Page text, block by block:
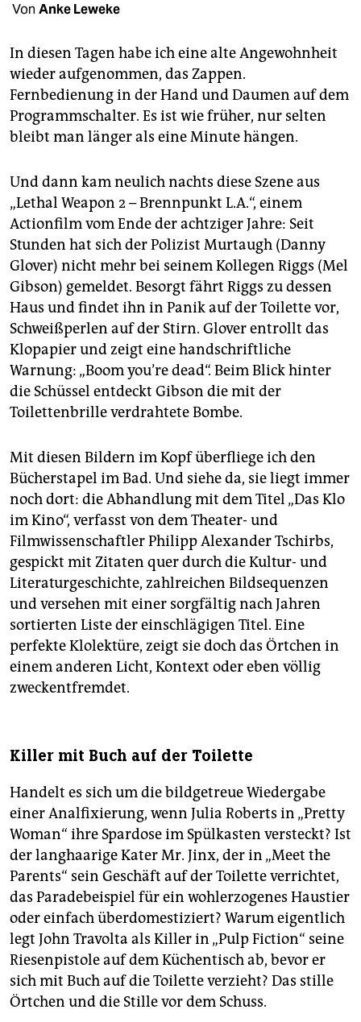
unterstützen
abo
genossenschaft
Von Anke Leweke
In diesen Tagen habe ich eine alte Angewohnheit
wieder aufgenommen, das Zappen.
Fernbedienung in der Hand und Daumen auf dem
Programmschalter. Es ist wie früher, nur selten
bleibt man länger als eine Minute hängen.
Und dann kam neulich nachts diese Szene aus
„Lethal Weapon 2 – Brennpunkt L.A.“, einem
Actionfilm vom Ende der achtziger Jahre: Seit
Stunden hat sich der Polizist Murtaugh (Danny
Glover) nicht mehr bei seinem Kollegen Riggs (Mel
Gibson) gemeldet. Besorgt fährt Riggs zu dessen
Haus und findet ihn in Panik auf der Toilette vor,
Schweißperlen auf der Stirn. Glover entrollt das
Klopapier und zeigt eine handschriftliche
Warnung: „Boom you’re dead“. Beim Blick hinter
die Schüssel entdeckt Gibson die mit der
Toilettenbrille verdrahtete Bombe.
Mit diesen Bildern im Kopf überfliege ich den
Bücherstapel im Bad. Und siehe da, sie liegt immer
noch dort: die Abhandlung mit dem Titel „Das Klo
im Kino“, verfasst von dem Theater- und
Filmwissenschaftler Philipp Alexander Tschirbs,
gespickt mit Zitaten quer durch die Kultur- und
Literaturgeschichte, zahlreichen Bildsequenzen
und versehen mit einer sorgfältig nach Jahren
sortierten Liste der einschlägigen Titel. Eine
perfekte Klolektüre, zeigt sie doch das Örtchen in
einem anderen Licht, Kontext oder eben völlig
zweckentfremdet.
Killer mit Buch auf der Toilette
Handelt es sich um die bildgetreue Wiedergabe
einer Analfixierung, wenn Julia Roberts in „Pretty
Woman“ ihre Spardose im Spülkasten versteckt? Ist
der langhaarige Kater Mr. Jinx, der in „Meet the
Parents“ sein Geschäft auf der Toilette verrichtet,
das Paradebeispiel für ein wohlerzogenes Haustier
oder einfach überdomestiziert? Warum eigentlich
legt John Travolta als Killer in „Pulp Fiction“ seine
Riesenpistole auf dem Küchentisch ab, bevor er
sich mit Buch auf die Toilette verzieht? Das stille
Örtchen und die Stille vor dem Schuss.